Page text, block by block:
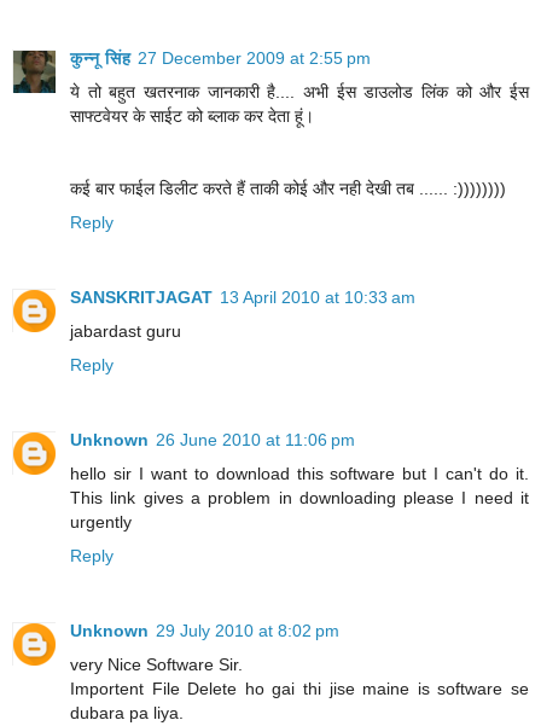
कुन्नू सिंह 27 December 2009 at 2:55 pm
ये तो बहुत खतरनाक जानकारी है.... अभी ईस डाउलोड लिंक को और ईस
साफ्टवेयर के साईट को ब्लाक कर देता हूं।
कई बार फाईल डिलीट करते हैं ताकी कोई और नही देखी तब ...... :))))))))
Reply
SANSKRITJAGAT 13 April 2010 at 10:33 am
jabardast guru
Reply
Unknown 26 June 2010 at 11:06 pm
hello sir I want to download this software but I can't do it.
This link gives a problem in downloading please I need it
urgently
Reply
Unknown 29 July 2010 at 8:02 pm
very Nice Software Sir.
Importent File Delete ho gai thi jise maine is software se
dubara pa liya.